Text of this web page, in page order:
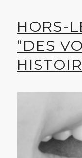
HORS-
“DES